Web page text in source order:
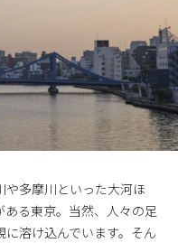
多摩川といった大河ほ
る東京。当然、人々の足
溶け込んでいます。そん